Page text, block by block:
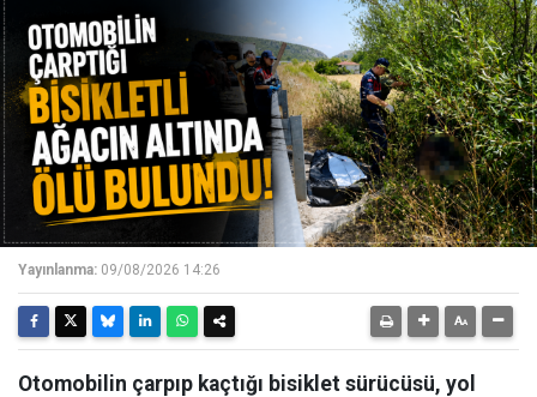
Yayınlanma: 09/08/2026 14:26
Otomobilin çarpıp kaçtığı bisiklet sürücüsü, yol